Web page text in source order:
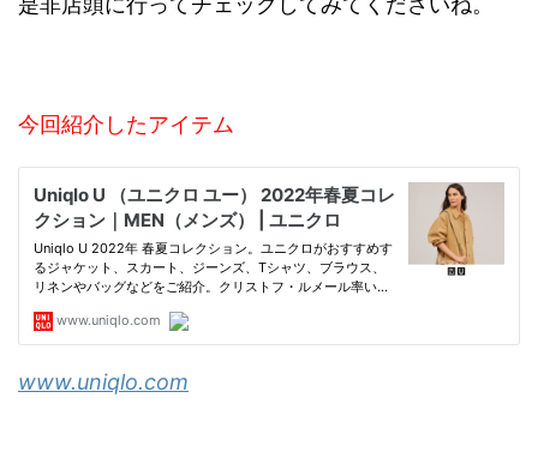
今回紹介したアイテム
www.uniqlo.com